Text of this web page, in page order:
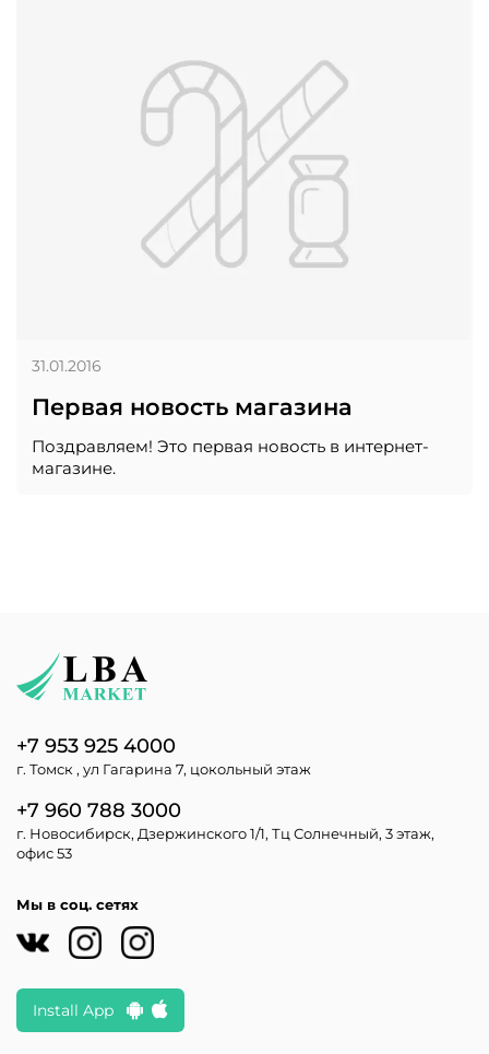
Первая новость магазина
Поздравляем! Это первая новость в интернет-
магазине.
31.01.2016
+7 953 925 4000
г. Томск , ул Гагарина 7, цокольный этаж
+7 960 788 3000
г. Новосибирск, Дзержинского 1/1, Тц Солнечный, 3 этаж,
офис 53
Мы в соц. сетях
Install App